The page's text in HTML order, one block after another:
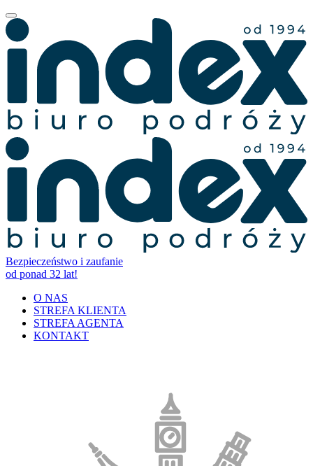
Bezpieczeństwo i zaufanie
od ponad 32 lat!
O NAS
STREFA KLIENTA
STREFA AGENTA
KONTAKT